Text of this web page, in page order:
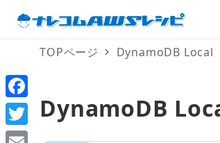
TOPページ DynamoDB Local
DynamoDB
F
a
T